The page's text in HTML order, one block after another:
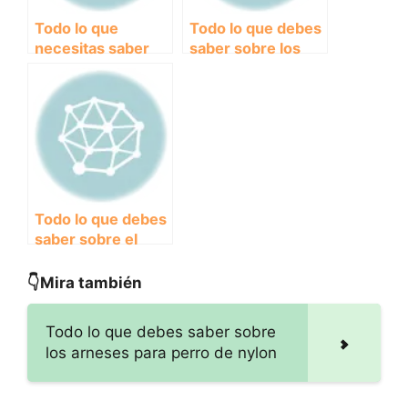
Todo lo que
necesitas saber
sobre el arnés
para perro
acolchado:
comodidad y
seguridad para tu
mascota
Todo lo que debes
saber sobre los
Todo lo que debes
saber sobre el
de competición:
👇Mira también
Todo lo que debes saber sobre
los arneses para perro de nylon